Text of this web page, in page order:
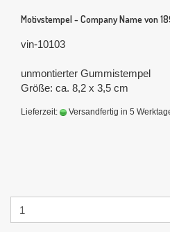
Motivstempel - Company Name von
vin-10103
unmontierter Gummistempel
Größe: ca. 8,2 x 3,5 cm
Lieferzeit: Versandfertig in 5